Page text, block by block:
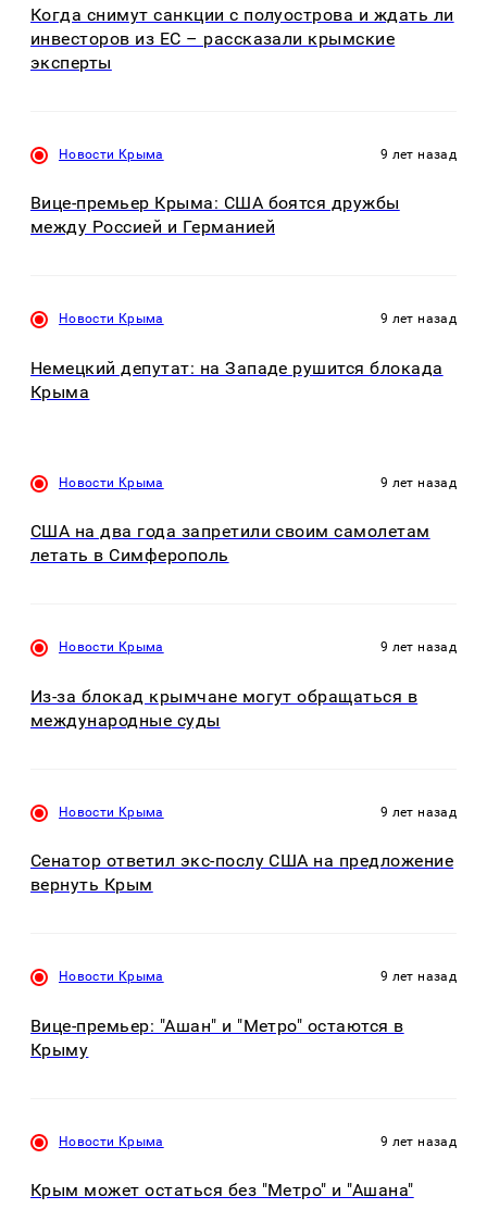
Когда снимут санкции с полуострова и ждать ли
инвесторов из ЕС – рассказали крымские
эксперты
Новости Крыма 9 лет назад
Вице-премьер Крыма: США боятся дружбы
между Россией и Германией
Новости Крыма 9 лет назад
Немецкий депутат: на Западе рушится блокада
Крыма
Новости Крыма 9 лет назад
США на два года запретили своим самолетам
летать в Симферополь
Новости Крыма 9 лет назад
Из-за блокад крымчане могут обращаться в
международные суды
Новости Крыма 9 лет назад
Сенатор ответил экс-послу США на предложение
вернуть Крым
Новости Крыма 9 лет назад
Вице-премьер: "Ашан" и "Метро" остаются в
Крыму
Новости Крыма 9 лет назад
Крым может остаться без "Метро" и "Ашана"